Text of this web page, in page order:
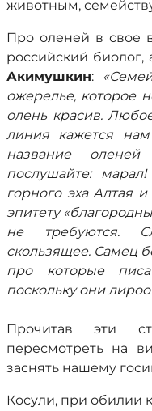
животным,
Про оленей в свое
российский биолог,
Акимушкин:
ожерелье, которое
олень красив.
линия кажется
название оленей
послушайте:
горного эха Алтая
эпитету
не требуются.
скользящее. Самец
про которые
поскольку они
Прочитав эти
пересмотреть на
заснять нашему
Косули, при обилии